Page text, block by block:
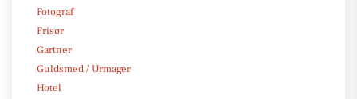
Fotograf
Frisør
Gartner
Guldsmed / Urmager
Hotel